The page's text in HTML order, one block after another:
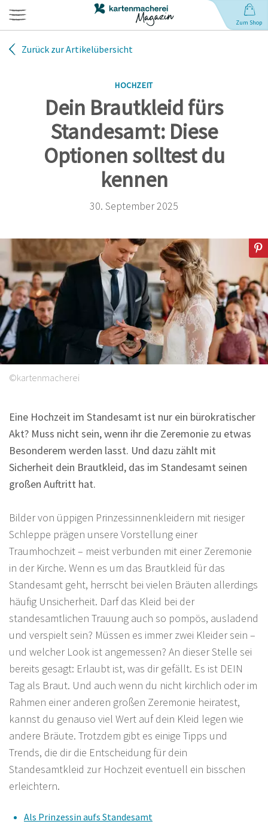
Zum Shop
Babynamen
Geburtstag
Anlässe
Sprüche
Zurück zur Artikelübersicht
HOCHZEIT
Dein Brautkleid fürs
Standesamt: Diese
Optionen solltest du
kennen
30. September 2025
©kartenmacherei
Eine Hochzeit im Standesamt ist nur ein bürokratischer
Akt? Muss nicht sein, wenn ihr die Zeremonie zu etwas
Besonderem werden lasst. Und dazu zählt mit
Sicherheit dein Brautkleid, das im Standesamt seinen
großen Auftritt hat.
Bilder von üppigen Prinzessinnenkleidern mit riesiger
Schleppe prägen unsere Vorstellung einer
Traumhochzeit – meist verbunden mit einer Zeremonie
in der Kirche. Wenn es um das Brautkleid für das
Standesamt geht, herrscht bei vielen Bräuten allerdings
häufig Unsicherheit. Darf das Kleid bei der
standesamtlichen Trauung auch so pompös, ausladend
und verspielt sein? Müssen es immer zwei Kleider sein –
und welcher Look ist angemessen? An dieser Stelle sei
bereits gesagt: Erlaubt ist, was dir gefällt. Es ist DEIN
Tag als Braut. Und auch wenn du nicht kirchlich oder im
Rahmen einer anderen großen Zeremonie heiratest,
kannst du genauso viel Wert auf dein Kleid legen wie
andere Bräute. Trotzdem gibt es einige Tipps und
Trends, die dir die Entscheidung für dein
Standesamtkleid zur Hochzeit eventuell ein bisschen
erleichtern.
Als Prinzessin aufs Standesamt